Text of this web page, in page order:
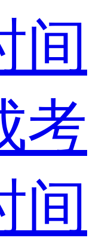
间
考
间